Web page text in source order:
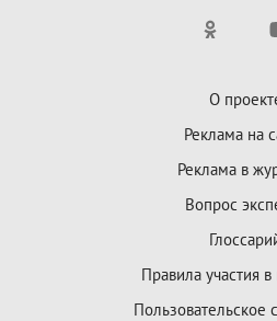
О
Реклама на
Реклама в
Вопрос
Правила участия в
Пользовательское